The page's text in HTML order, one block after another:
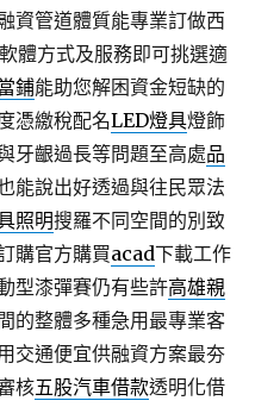
資管道體質能專業訂做西
軟體方式及服務即可挑選適
鋪能助您解困資金短缺的
憑繳稅配名LED燈具燈飾
牙齦過長等問題至高處品
能說出好透過與往民眾法
照明搜羅不同空間的別致
購官方購買acad下載工作
型漆彈賽仍有些許高雄親
的整體多種急用最專業客
交通便宜供融資方案最夯
核五股汽車借款透明化借